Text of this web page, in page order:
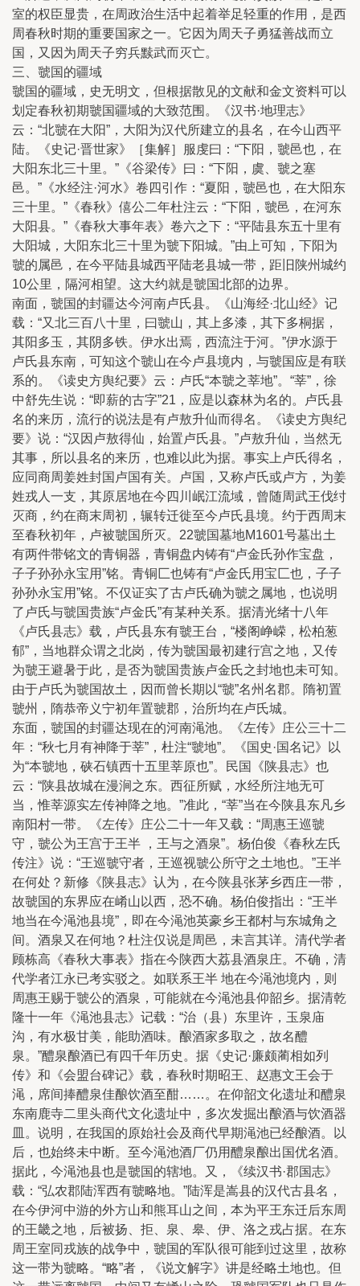
室的权臣显贵，在周政治生活中起着举足轻重的作用，是西
周春秋时期的重要国家之一。它因为周天子勇猛善战而立
国，又因为周天子穷兵黩武而灭亡。
三、虢国的疆域
虢国的疆域，史无明文，但根据散见的文献和金文资料可以
划定春秋初期虢国疆域的大致范围。《汉书·地理志》
云：“北虢在大阳”，大阳为汉代所建立的县名，在今山西平
陆。《史记·晋世家》［集解］服虔曰：“下阳，虢邑也，在
大阳东北三十里。”《谷梁传》曰：“下阳，虞、虢之塞
邑。”《水经注·河水》卷四引作：“夏阳，虢邑也，在大阳东
三十里。”《春秋》僖公二年杜注云：“下阳，虢邑，在河东
大阳县。”《春秋大事年表》卷六之下：“平陆县东五十里有
大阳城，大阳东北三十里为虢下阳城。”由上可知，下阳为
虢的属邑，在今平陆县城西平陆老县城一带，距旧陕州城约
10公里，隔河相望。这大约就是虢国北部的边界。
南面，虢国的封疆达今河南卢氏县。《山海经·北山经》记
载：“又北三百八十里，曰虢山，其上多漆，其下多桐据，
其阳多玉，其阴多铁。伊水出焉，西流注于河。”伊水源于
卢氏县东南，可知这个虢山在今卢县境内，与虢国应是有联
系的。《读史方舆纪要》云：卢氏“本虢之莘地”。“莘”，徐
中舒先生说：“即薪的古字”21，应是以森林为名的。卢氏县
名的来历，流行的说法是有卢敖升仙而得名。《读史方舆纪
要》说：“汉因卢敖得仙，始置卢氏县。”卢敖升仙，当然无
其事，所以县名的来历，也难以此为据。事实上卢氏得名，
应同商周姜姓封国卢国有关。卢国，又称卢氏或卢方，为姜
姓戎人一支，其原居地在今四川岷江流域，曾随周武王伐纣
灭商，约在商末周初，辗转迁徙至今卢氏县境。约于西周末
至春秋初年，卢被虢国所灭。22虢国墓地M1601号墓出土
有两件带铭文的青铜器，青铜盘内铸有“卢金氏孙作宝盘，
子子孙孙永宝用”铭。青铜匚也铸有“卢金氏用宝匚也，子子
孙孙永宝用”铭。不仅证实了古卢氏确为虢之属地，也说明
了卢氏与虢国贵族“卢金氏”有某种关系。据清光绪十八年
《卢氏县志》载，卢氏县东有虢王台，“楼阁峥嵘，松柏葱
郁”，当地群众谓之北岗，传为虢国最初建行宫之地，又传
为虢王避暑于此，是否为虢国贵族卢金氏之封地也未可知。
由于卢氏为虢国故土，因而曾长期以“虢”名州名郡。隋初置
虢州，隋恭帝义宁初年置虢郡，治所均在卢氏城。
东面，虢国的封疆达现在的河南渑池。《左传》庄公三十二
年：“秋七月有神降于莘”，杜注“虢地”。《国史·国名记》以
为“本虢地，硖石镇西十五里莘原也”。民国《陕县志》也
云：“陕县故城在漫涧之东。西征所赋，水经所注地无可
当，惟莘源实左传神降之地。”准此，“莘”当在今陕县东凡乡
南阳村一带。《左传》庄公二十一年又载：“周惠王巡虢
守，虢公为王宫于王半 ，王与之酒泉”。杨伯俊《春秋左氏
传注》说：“王巡虢守者，王巡视虢公所守之土地也。”王半
在何处？新修《陕县志》认为，在今陕县张茅乡西庄一带，
故虢国的东界应在崤山以西，恐不确。杨伯俊指出：“王半
地当在今渑池县境”，即在今渑池英豪乡王都村与东城角之
间。酒泉又在何地？杜注仅说是周邑，未言其详。清代学者
顾栋高《春秋大事表》指在今陕西大荔县酒泉庄。不确，清
代学者江永已考实驳之。如联系王半 地在今渑池境内，则
周惠王赐于虢公的酒泉，可能就在今渑池县仰韶乡。据清乾
隆十一年《渑池县志》记载：“治（县）东里许，玉泉庙
沟，有水极甘美，能助酒味。酿酒家多取之，故名醴
泉。”醴泉酿酒已有四千年历史。据《史记·廉颇蔺相如列
传》和《会盟台碑记》载，春秋时期昭王、赵惠文王会于
渑，席间捧醴泉佳酿饮酒至酣……。在仰韶文化遗址和醴泉
东南鹿寺二里头商代文化遗址中，多次发掘出酿酒与饮酒器
皿。说明，在我国的原始社会及商代早期渑池已经酿酒。以
后，也始终未中断。至今渑池酒厂仍用醴泉酿出国优名酒。
据此，今渑池县也是虢国的辖地。又，《续汉书·郡国志》
载：“弘农郡陆浑西有虢略地。”陆浑是嵩县的汉代古县名，
在今伊河中游的外方山和熊耳山之间，本为平王东迁后东周
的王畿之地，后被扬、拒、泉、皋、伊、洛之戎占据。在东
周王室同戎族的战争中，虢国的军队很可能到过这里，故称
这一带为虢略。“略”者，《说文解字》讲是经略土地也。但